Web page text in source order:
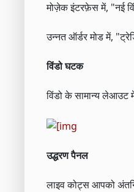
मोज़ेक इंटरफ़ेस में, "नई
उन्नत ऑर्डर मोड में,
विंडो घटक
विंडो के सामान्य
उद्धरण पैनल
लाइव कोट्स आपको